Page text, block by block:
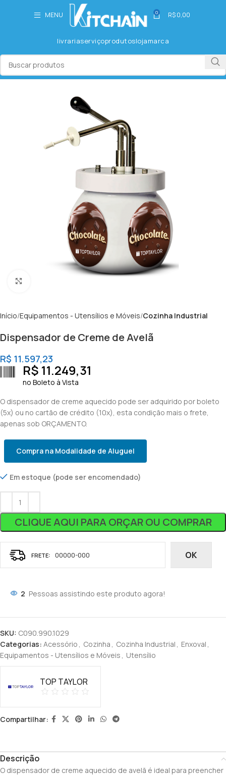
MENU 0 R$0,00
livrariaserviçoprodutoslojamarca
Início Equipamentos - Utensílios e Móveis Cozinha Industrial
Dispensador de Creme de Avelã
R$ 11.597,23
R$ 11.249,31
no Boleto à Vista
O dispensador de creme aquecido pode ser adquirido por boleto
(5x) ou no cartão de crédito (10x), esta condição mais o frete,
apenas sob ORÇAMENTO.
Compra na Modalidade de Aluguel
Em estoque (pode ser encomendado)
CLIQUE AQUI PARA ORÇAR OU COMPRAR
OK
2 Pessoas assistindo este produto agora!
SKU: C090.990.1029
Categorias: Acessório , Cozinha , Cozinha Industrial , Enxoval ,
Equipamentos - Utensílios e Móveis , Utensílio
TOP TAYLOR
Compartilhar:
Descrição
O dispensador de creme aquecido de avelã é ideal para preencher